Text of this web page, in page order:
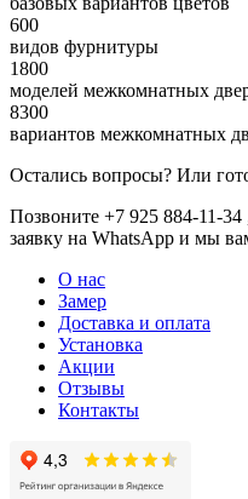
600
видов фурнитуры
1800
моделей межкомнатных
8300
вариантов межкомнатных
Остались вопросы? Или
Позвоните +7 925 884-11-
заявку на WhatsApp и мы
О нас
Замер
Доставка и оплата
Установка
Акции
Отзывы
Контакты